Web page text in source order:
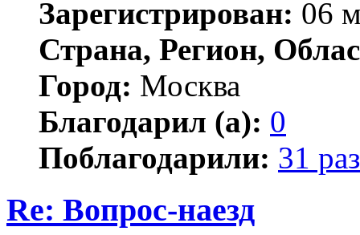
Зарегистрирован: 06
Страна, Регион,
Город: Москва
Благодарил (а): 0
Поблагодарили: 31 раз
Re: Вопрос-наезд